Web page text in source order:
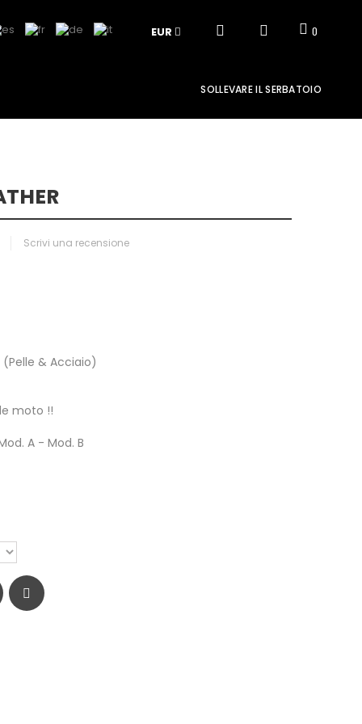
EUR 0
SOLLEVARE IL SERBATOIO
Scrivi una recensione
(Pelle & Acciaio)
moto !!
A - Mod. B